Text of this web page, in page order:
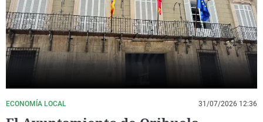
La rosa de los vientos
Gente viajera
Como el perro y el
Caso
Retornados
Equipo de
Operación Viuda
Extremadura
Galicia
La Rioja
Navarra
País Vasco
Virales
Televisión
Elecciones
ECONOMÍA LOCAL 31/07/2026 12:36